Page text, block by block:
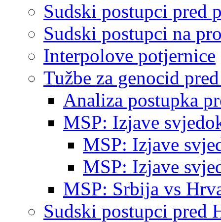
Sudski postupci pred
Sudski postupci na
Interpolove potjernice
Tužbe za genocid
Analiza postupka
MSP: Izjave
MSP: Izjave
MSP: Izjave
MSP: Srbija vs
Sudski postupci pred